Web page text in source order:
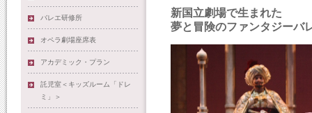
バレエ研修所
オペラ劇場座席表
アカデミック・プラン
託児室＜キッズルーム「ドレ
ミ」＞
新国立劇場で生まれた
夢と冒険のファンタジーバ